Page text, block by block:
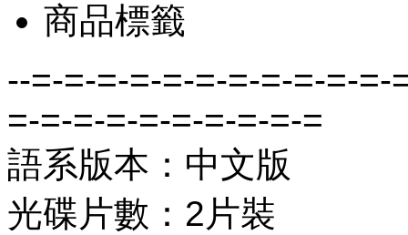
商品標籤
--=-=-=-=-=-=-=-=-=-=-
=-=-=-=-=-=-=-=-=-=
語系版本：中文版
光碟片數：2片裝